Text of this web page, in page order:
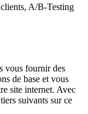
A/B-Testing
vous fournir des
de base et vous
site internet. Avec
suivants sur ce